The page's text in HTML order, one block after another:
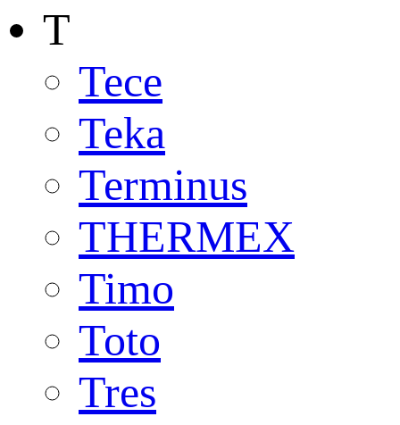
T
Tece
Teka
Terminus
THERMEX
Timo
Toto
Tres